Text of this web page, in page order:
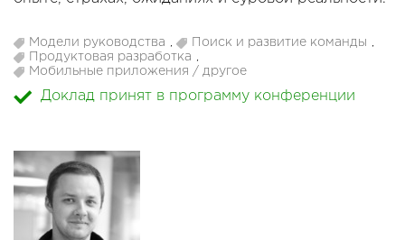
Я рассмотрю три роли: разработчик, техлид и
руководитель разработки. Где заканчивается
ответственность одного и начинается
ответственность другого, в чем разница между
Модели руководства Поиск и развитие команды
Продуктовая разработка
Мобильные приложения / другое
Доклад принят в программу конференции